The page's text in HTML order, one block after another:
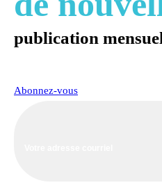
publication
Abonnez-vous